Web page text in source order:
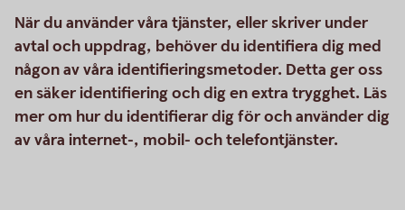
När du använder våra tjänster, eller skriver under
avtal och uppdrag, behöver du identifiera dig med
någon av våra identifieringsmetoder. Detta ger oss
en säker identifiering och dig en extra trygghet. Läs
mer om hur du identifierar dig för och använder dig
av våra internet-, mobil- och telefontjänster.